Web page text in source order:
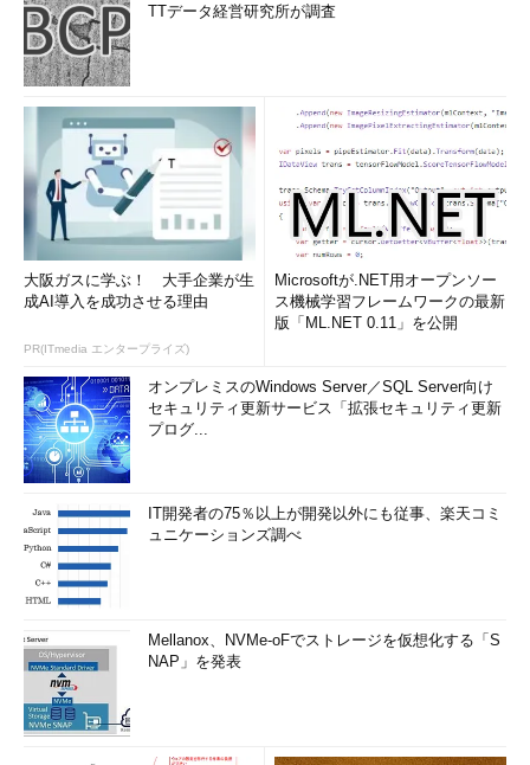
TTデータ経営研究所が調査
大阪ガスに学ぶ！ 大手企業が生
成AI導入を成功させる理由
PR(ITmedia エンタープライズ)
Microsoftが.NET用オープンソー
ス機械学習フレームワークの最新
版「ML.NET 0.11」を公開
オンプレミスのWindows Server／SQL Server向け
セキュリティ更新サービス「拡張セキュリティ更新
プログ...
IT開発者の75％以上が開発以外にも従事、楽天コミ
ュニケーションズ調べ
Mellanox、NVMe-oFでストレージを仮想化する「S
NAP」を発表